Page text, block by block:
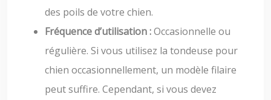
des poils de votre chien.
Fréquence d’utilisation :Occasionnelle ou
régulière. Si vous utilisez la tondeuse pour
chien occasionnellement, un modèle filaire
peut suffire. Cependant, si vous devez